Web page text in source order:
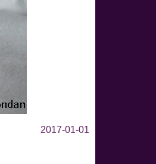
2017-01-01